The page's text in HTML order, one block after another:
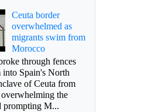
Ceuta border
overwhelmed as
migrants swim from
Morocco
through fences
into Spain's North
of Ceuta from
the
prompting M...